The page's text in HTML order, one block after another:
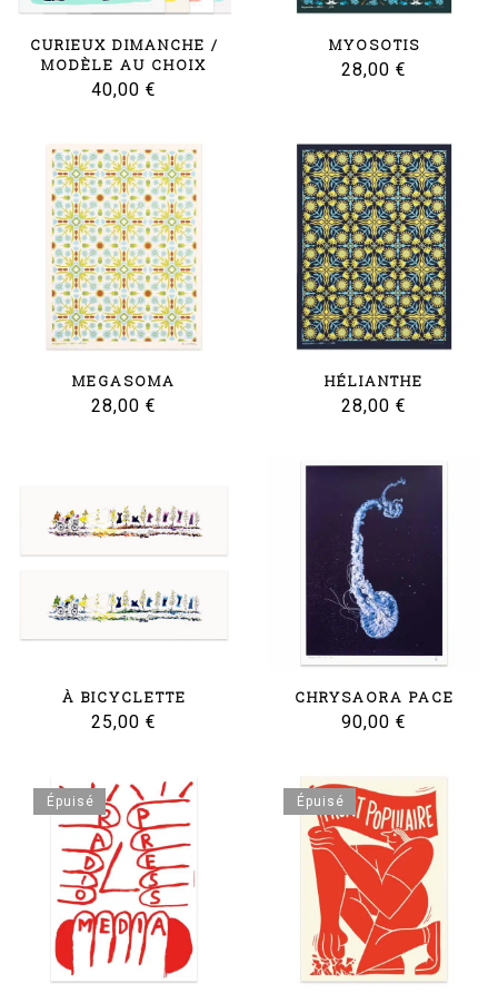
CURIEUX DIMANCHE /
MODÈLE AU CHOIX
40,00 €
MYOSOTIS
28,00 €
MEGASOMA
28,00 €
HÉLIANTHE
28,00 €
À BICYCLETTE
25,00 €
CHRYSAORA PACE
90,00 €
Épuisé Épuisé